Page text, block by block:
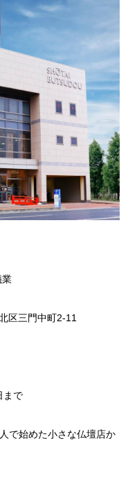
業
区三門中町2-11
まで
で始めた小さな仏壇店か